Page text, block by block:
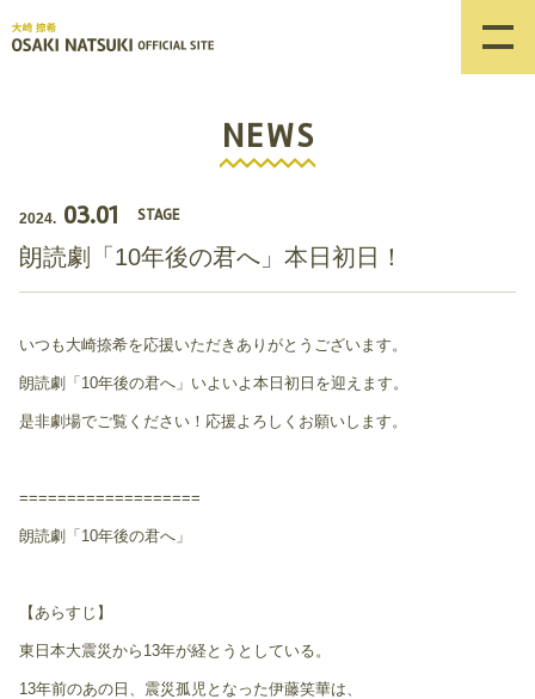
NEWS
2024. 03.01 STAGE
朗読劇「10年後の君へ」本日初日！
いつも大崎捺希を応援いただきありがとうございます。
朗読劇「10年後の君へ」いよいよ本日初日を迎えます。
是非劇場でご覧ください！応援よろしくお願いします。
===================
朗読劇「10年後の君へ」
【あらすじ】
東日本大震災から13年が経とうとしている。
13年前のあの日、震災孤児となった伊藤笑華は、